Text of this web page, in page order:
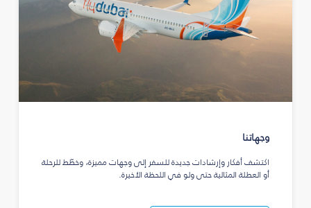
وجهاتنا
اكتشف أفكار وإرشادات جديدة للسفر إلى وجهات مميزة، وخطّط للرحلة
أو العطلة المثالية حتى ولو في اللحظة الأخيرة.